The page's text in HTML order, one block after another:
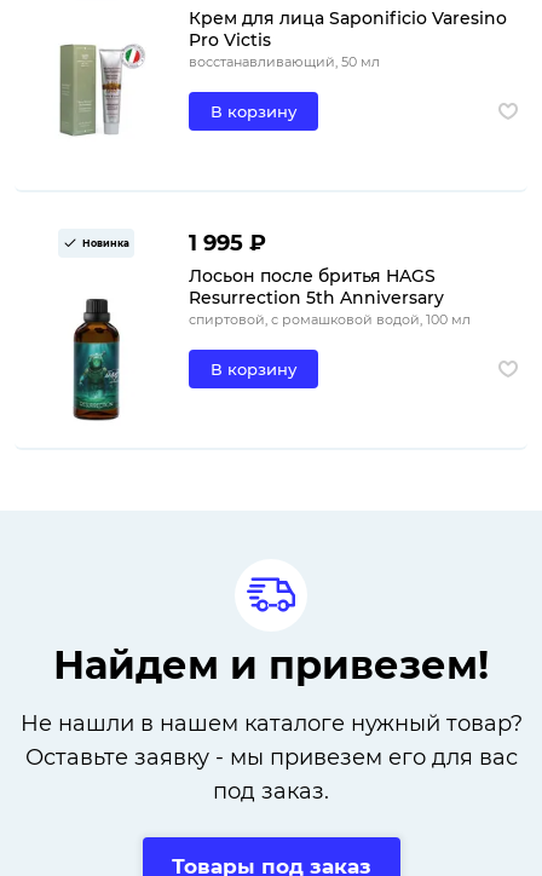
Крем для лица Saponificio Varesino
Pro Victis
восстанавливающий, 50 мл
В корзину
Новинка 1 995 ₽
Лосьон после бритья HAGS
Resurrection 5th Anniversary
спиртовой, с ромашковой водой, 100 мл
В корзину
Найдем и привезем!
Не нашли в нашем каталоге нужный товар?
Оставьте заявку - мы привезем его для вас
под заказ.
Товары под заказ